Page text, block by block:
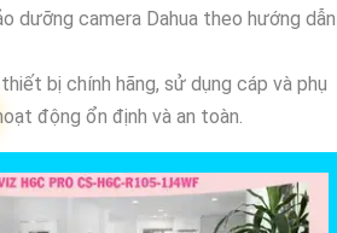
dưỡng camera Dahua theo hướng dẫn
bị chính hãng, sử dụng cáp và phụ
động ổn định và an toàn.